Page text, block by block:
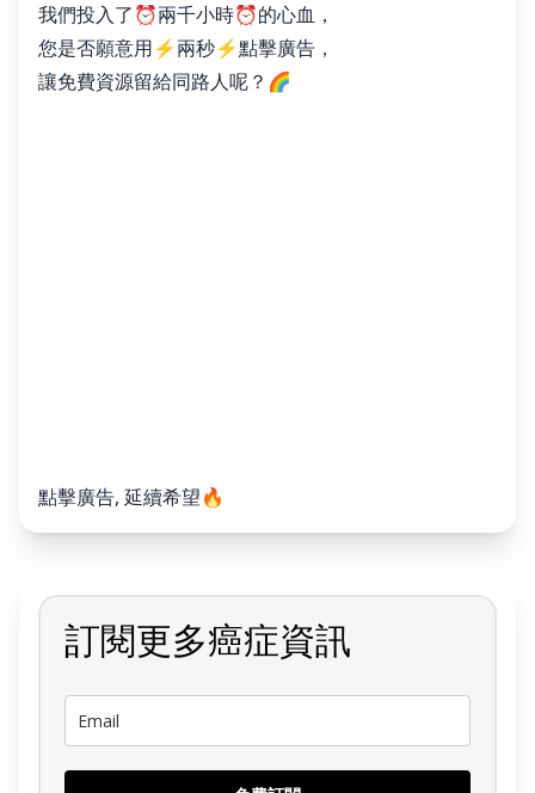
我們投入了⏰兩千小時⏰的心血，
您是否願意用⚡️兩秒⚡️點擊廣告，
讓免費資源留給同路人呢？🌈
點擊廣告, 延續希望🔥
訂閱更多癌症資訊